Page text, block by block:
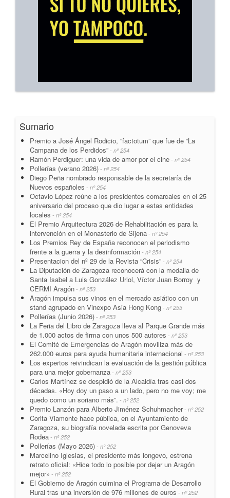
Sumario
Premio a José Ángel Rodicio, “factotum” que fue de “La
Campana de los Perdidos” - nº 254
Ramón Perdiguer: una vida de amor por el cine - nº 254
Pollerías (verano 2026) - nº 254
Diego Peña nombrado responsable de la secretaría de
Nuevos españoles - nº 254
Octavio López reúne a los presidentes comarcales en el 25
aniversario del proceso que dio lugar a estas entidades
locales - nº 254
El Premio Arquitectura 2026 de Rehabilitación es para la
intervención en el Monasterio de Sijena - nº 254
Los Premios Rey de España reconocen el periodismo
frente a la guerra y la desinformación - nº 254
Presentacion del nº 29 de la Revista “Crisis” - nº 254
La Diputación de Zaragoza reconocerá con la medalla de
Santa Isabel a Luis González Uriol, Víctor Juan Borroy y
CERMI Aragón - nº 253
Aragón impulsa sus vinos en el mercado asiático con un
stand agrupado en Vinexpo Asia Hong Kong - nº 253
Pollerías (Junio 2026) - nº 253
La Feria del Libro de Zaragoza lleva al Parque Grande más
de 1.000 actos de firma con unos 500 autores - nº 253
El Comité de Emergencias de Aragón moviliza más de
262.000 euros para ayuda humanitaria internacional - nº 253
Los expertos reivindican la evaluación de la gestión pública
para una mejor gobernanza - nº 253
Carlos Martínez se despidió de la Alcaldía tras casi dos
décadas. «Hoy doy un paso a un lado, pero no me voy; me
quedo como un soriano más”. - nº 252
Premio Lanzón para Alberto Jiménez Schuhmacher- nº 252
Corita Viamonte hace pública, en el Ayuntamiento de
Zaragoza, su biografía novelada escrita por Genoveva
Rodea - nº 252
Pollerías (Mayo 2026) - nº 252
Marcelino Iglesias, el presidente más longevo, estrena
retrato oficial: «Hice todo lo posible por dejar un Aragón
mejor» - nº 252
El Gobierno de Aragón culmina el Programa de Desarrollo
Rural tras una inversión de 976 millones de euros - nº 252